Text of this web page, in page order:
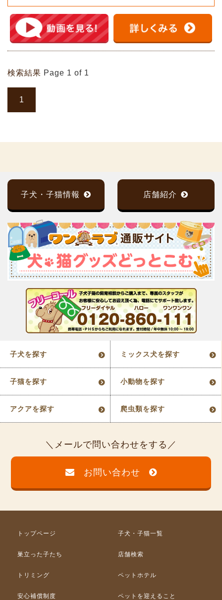
検索結果 Page 1 of 1
1
子犬・子猫情報 店舗紹介
子犬を探す ミックス犬を探す
子猫を探す 小動物を探す
アクアを探す 爬虫類を探す
メールで問い合わせをする
お問い合わせ
トップページ 子犬・子猫一覧
巣立った子たち 店舗検索
トリミング ペットホテル
安心補償制度 ペットを迎えること